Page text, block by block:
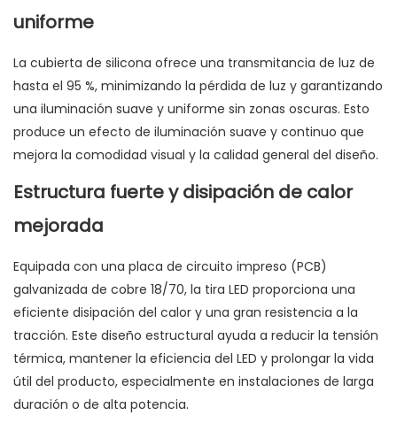
uniforme
La cubierta de silicona ofrece una transmitancia de luz de
hasta el 95 %, minimizando la pérdida de luz y garantizando
una iluminación suave y uniforme sin zonas oscuras. Esto
produce un efecto de iluminación suave y continuo que
mejora la comodidad visual y la calidad general del diseño.
Estructura fuerte y disipación de calor
mejorada
Equipada con una placa de circuito impreso (PCB)
galvanizada de cobre 18/70, la tira LED proporciona una
eficiente disipación del calor y una gran resistencia a la
tracción. Este diseño estructural ayuda a reducir la tensión
térmica, mantener la eficiencia del LED y prolongar la vida
útil del producto, especialmente en instalaciones de larga
duración o de alta potencia.